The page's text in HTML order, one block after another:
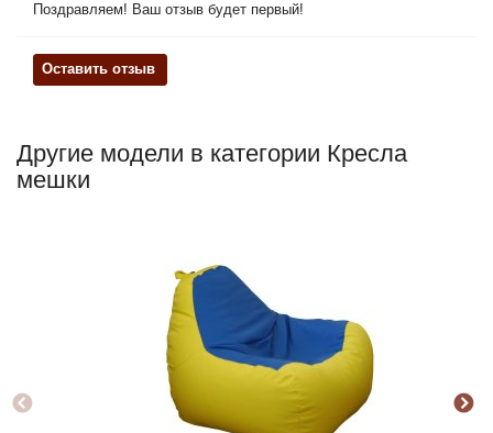
Поздравляем! Ваш отзыв будет первый!
Оставить отзыв
Другие модели в категории Кресла
мешки